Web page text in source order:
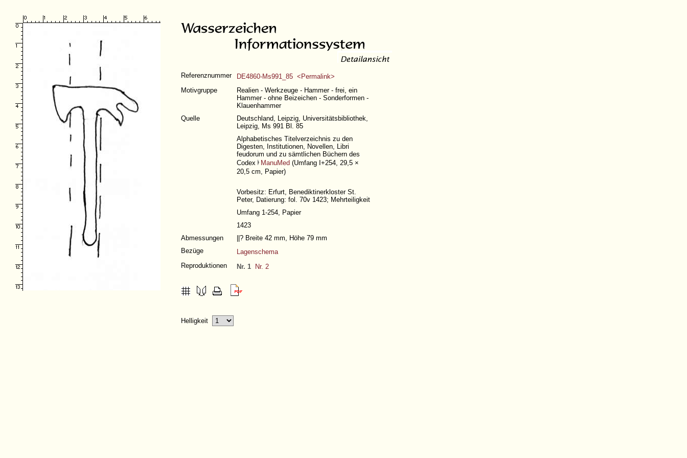
Referenznummer
DE4860-Ms991_85 <Permalink>
Motivgruppe
Realien - Werkzeuge - Hammer - frei, ein
Hammer - ohne Beizeichen - Sonderformen -
Klauenhammer
Quelle
Deutschland, Leipzig, Universitätsbibliothek,
Leipzig, Ms 991 Bl. 85
Alphabetisches Titelverzeichnis zu den
Digesten, Institutionen, Novellen, Libri
feudorum und zu sämtlichen Büchern des
Codex
ManuMed (Umfang I+254, 29,5 ×
20,5 cm, Papier)
Vorbesitz: Erfurt, Benediktinerkloster St.
Peter, Datierung: fol. 70v 1423; Mehrteiligkeit
Umfang 1-254, Papier
1423
Abmessungen
||? Breite 42 mm, Höhe 79 mm
Bezüge
Lagenschema
Reproduktionen
Nr. 1 Nr. 2
Helligkeit